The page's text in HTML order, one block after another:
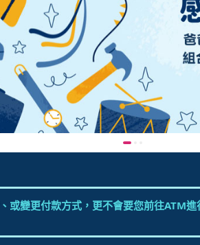
或變更付款方式，更不會要您前往ATM